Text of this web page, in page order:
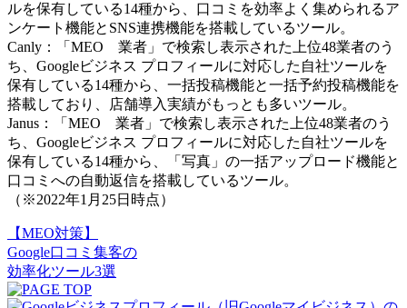
ルを保有している14種から、口コミを効率よく集められるア
ンケート機能とSNS連携機能を搭載しているツール。
Canly：「MEO 業者」で検索し表示された上位48業者のう
ち、Googleビジネス プロフィールに対応した自社ツールを
保有している14種から、一括投稿機能と一括予約投稿機能を
搭載しており、店舗導入実績がもっとも多いツール。
Janus：「MEO 業者」で検索し表示された上位48業者のう
ち、Googleビジネス プロフィールに対応した自社ツールを
保有している14種から、「写真」の一括アップロード機能と
口コミへの自動返信を搭載しているツール。
（※2022年1月25日時点）
【MEO対策】
Google口コミ集客の
効率化ツール3選